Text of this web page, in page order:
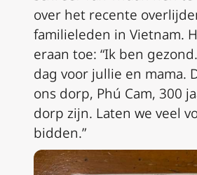
over het recente
familieleden in Vietnam.
eraan toe: “Ik ben
dag voor jullie en mama.
ons dorp, Phú Cam, 300
dorp zijn. Laten we veel
bidden.”